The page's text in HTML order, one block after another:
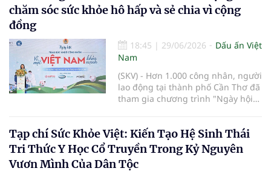
chăm sóc sức khỏe hô hấp và sẻ chia vì cộng
đồng
18:45 | 29/06/2026
Dấu ấn Việt
Nam
(SKV) - Hơn 1.000 công nhân, người
lao động tại thành phố Cần Thơ đã
tham gia chương trình "Ngày hội
với nhiều hoạt động khám bệnh, tư
vấn sức khỏe, tặng quà và hưởng
ứng phong trào nhân văn, vì cộng
đồng do Ban tổ chức phát động.
Tạp chí Sức Khỏe Việt: Kiến Tạo Hệ Sinh Thái
Tri Thức Y Học Cổ Truyền Trong Kỷ Nguyên
Vươn Mình Của Dân Tộc